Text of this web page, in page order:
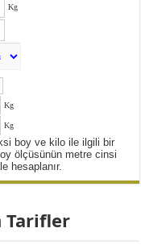
Kg
Kg
Kg
boy ve kilo ile ilgili bir
ölçüsünün metre cinsi
hesaplanır.
Tarifler